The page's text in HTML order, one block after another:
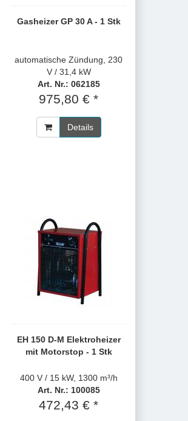
Gasheizer GP 30 A - 1 Stk
automatische Zündung, 230
V / 31,4 kW
Art. Nr.: 062185
975,80 € *
Details
EH 150 D-M Elektroheizer
mit Motorstop - 1 Stk
400 V / 15 kW, 1300 m³/h
Art. Nr.: 100085
472,43 € *